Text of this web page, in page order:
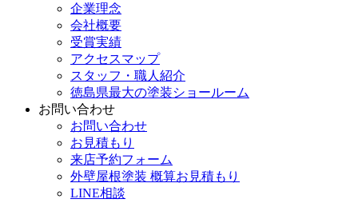
企業理念
会社概要
受賞実績
アクセスマップ
スタッフ・職人紹介
徳島県最大の塗装ショールーム
お問い合わせ
お問い合わせ
お見積もり
来店予約フォーム
外壁屋根塗装 概算お見積もり
LINE相談